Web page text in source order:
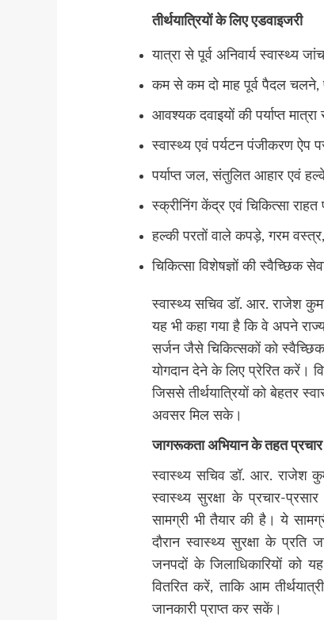
तीर्थयात्रियों के लिए एडवाइजरी
यात्रा से पूर्व अनिवार्य स्वास्थ्य
कम से कम दो माह पूर्व पैदल चलने,
आवश्यक दवाइयों की पर्याप्त
स्वास्थ्य एवं पर्यटन पंजीकरण ऐप
पर्याप्त जल, संतुलित आहार एवं
स्क्रीनिंग केंद्र एवं चिकित्सा राहत
हल्की परतों वाले कपड़े, गरम
चिकित्सा विशेषज्ञों की स्वैच्छिक
स्वास्थ्य सचिव डॉ. आर. राजेश
यह भी कहा गया है कि वे अपने
सर्जन जैसे चिकित्सकों को स्वैच्छिक
योगदान देने के लिए प्रेरित करें।
जिससे तीर्थयात्रियों को बेहतर
अवसर मिल सके।
जागरूकता अभियान के तहत प्रचार
स्वास्थ्य सचिव डॉ. आर. राजेश
स्वास्थ्य सुरक्षा के प्रचार-
सामग्री भी तैयार की है। ये
दौरान स्वास्थ्य सुरक्षा के
जनपदों के जिलाधिकारियों को
वितरित करें, ताकि आम
जानकारी प्राप्त कर सकें।